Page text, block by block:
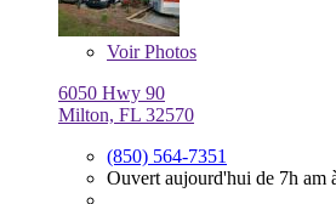
VoirPhotos
6050 Hwy 90
Milton, FL 32570
(850) 564-7351
Ouvert aujourd'hui de 7h am